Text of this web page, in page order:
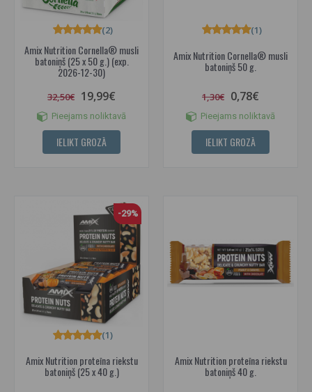
Amix Nutrition Cornella® musli
batoniņš (25 x 50 g.) (exp.
2026-12-30)
(2)
32,50€ 19,99€
Pieejams noliktavā
IELIKT GROZĀ
Amix Nutrition Cornella® musli
batoniņš 50 g.
(1)
1,30€ 0,78€
Pieejams noliktavā
IELIKT GROZĀ
-29%
Amix Nutrition proteīna riekstu
batoniņš (25 x 40 g.)
(1)
Amix Nutrition proteīna riekstu
batoniņš 40 g.